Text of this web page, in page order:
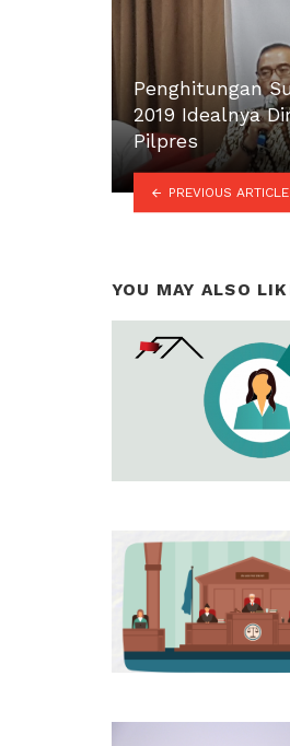
Penghitungan
2019 Idealnya
Pilpres
PREVIOUS ARTICLE
YOU MAY ALSO